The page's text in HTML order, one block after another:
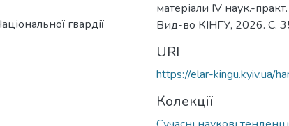
гвардії
матеріали IV наук.-
Вид-во КІНГУ, 2026. С.
URI
https://elar-kingu.kyiv.ua/
Колекції